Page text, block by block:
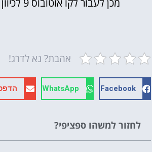
אהבת? נא לדרג!
Facebook
WhatsApp
לחזור למשהו ספציפי?